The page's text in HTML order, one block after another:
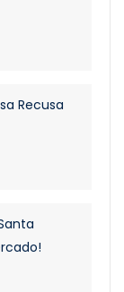
Recusa